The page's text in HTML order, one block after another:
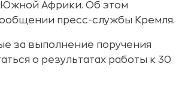
Южной Африки. Об этом
пресс-службы Кремля.
за выполнение поручения
о результатах работы к 30